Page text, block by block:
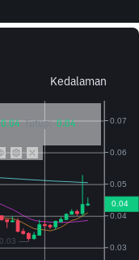
Kedalaman
0.04 Tutup: 0.04